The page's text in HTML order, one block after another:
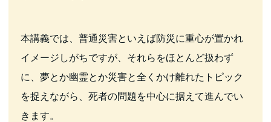
本講義では、普通災害といえば防災に重心が置かれ
イメージしがちですが、それらをほとんど扱わず
に、夢とか幽霊とか災害と全くかけ離れたトピック
を捉えながら、死者の問題を中心に据えて進んでい
きます。